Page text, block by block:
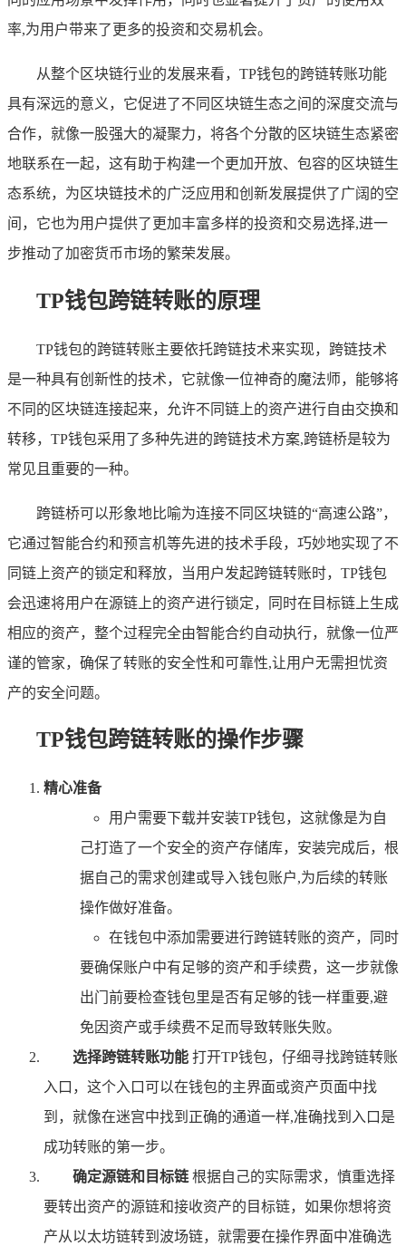
率,为用户带来了更多的投资和交易机会。
从整个区块链行业的发展来看，TP钱包的跨链转账功能
具有深远的意义，它促进了不同区块链生态之间的深度交流与
合作，就像一股强大的凝聚力，将各个分散的区块链生态紧密
地联系在一起，这有助于构建一个更加开放、包容的区块链生
态系统，为区块链技术的广泛应用和创新发展提供了广阔的空
间，它也为用户提供了更加丰富多样的投资和交易选择,进一
步推动了加密货币市场的繁荣发展。
TP钱包跨链转账的原理
TP钱包的跨链转账主要依托跨链技术来实现，跨链技术
是一种具有创新性的技术，它就像一位神奇的魔法师，能够将
不同的区块链连接起来，允许不同链上的资产进行自由交换和
转移，TP钱包采用了多种先进的跨链技术方案,跨链桥是较为
常见且重要的一种。
跨链桥可以形象地比喻为连接不同区块链的“高速公路”，
它通过智能合约和预言机等先进的技术手段，巧妙地实现了不
同链上资产的锁定和释放，当用户发起跨链转账时，TP钱包
会迅速将用户在源链上的资产进行锁定，同时在目标链上生成
相应的资产，整个过程完全由智能合约自动执行，就像一位严
谨的管家，确保了转账的安全性和可靠性,让用户无需担忧资
产的安全问题。
TP钱包跨链转账的操作步骤
精心准备
用户需要下载并安装TP钱包，这就像是为自
己打造了一个安全的资产存储库，安装完成后，根
据自己的需求创建或导入钱包账户,为后续的转账
操作做好准备。
在钱包中添加需要进行跨链转账的资产，同时
要确保账户中有足够的资产和手续费，这一步就像
出门前要检查钱包里是否有足够的钱一样重要,避
免因资产或手续费不足而导致转账失败。
选择跨链转账功能 打开TP钱包，仔细寻找跨链转账
入口，这个入口可以在钱包的主界面或资产页面中找
到，就像在迷宫中找到正确的通道一样,准确找到入口是
成功转账的第一步。
确定源链和目标链 根据自己的实际需求，慎重选择
要转出资产的源链和接收资产的目标链，如果你想将资
产从以太坊链转到波场链，就需要在操作界面中准确选